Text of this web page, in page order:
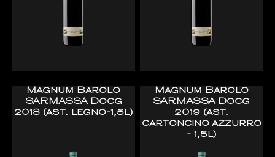
Magnum Barolo
SARMASSA Docg
2018 (ast. legno-1,5l)
Magnum Barolo
SARMASSA Docg
2019 (ast.
cartoncino azzurro
- 1,5l)